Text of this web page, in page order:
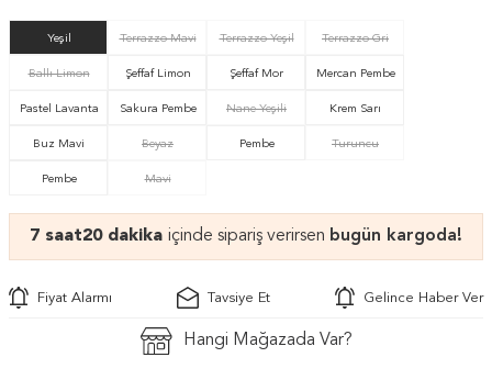
Yeşil Terrazzo Mavi Terrazzo Yeşil Terrazzo Gri
Ballı Limon Şeffaf Limon Şeffaf Mor Mercan Pembe
Pastel Lavanta Sakura Pembe Nane Yeşili Krem Sarı
Buz Mavi Beyaz Pembe Turuncu
Pembe Mavi
7 saat20 dakika içinde sipariş verirsen bugün kargoda!
Fiyat Alarmı Tavsiye Et Gelince Haber Ver
Hangi Mağazada Var?